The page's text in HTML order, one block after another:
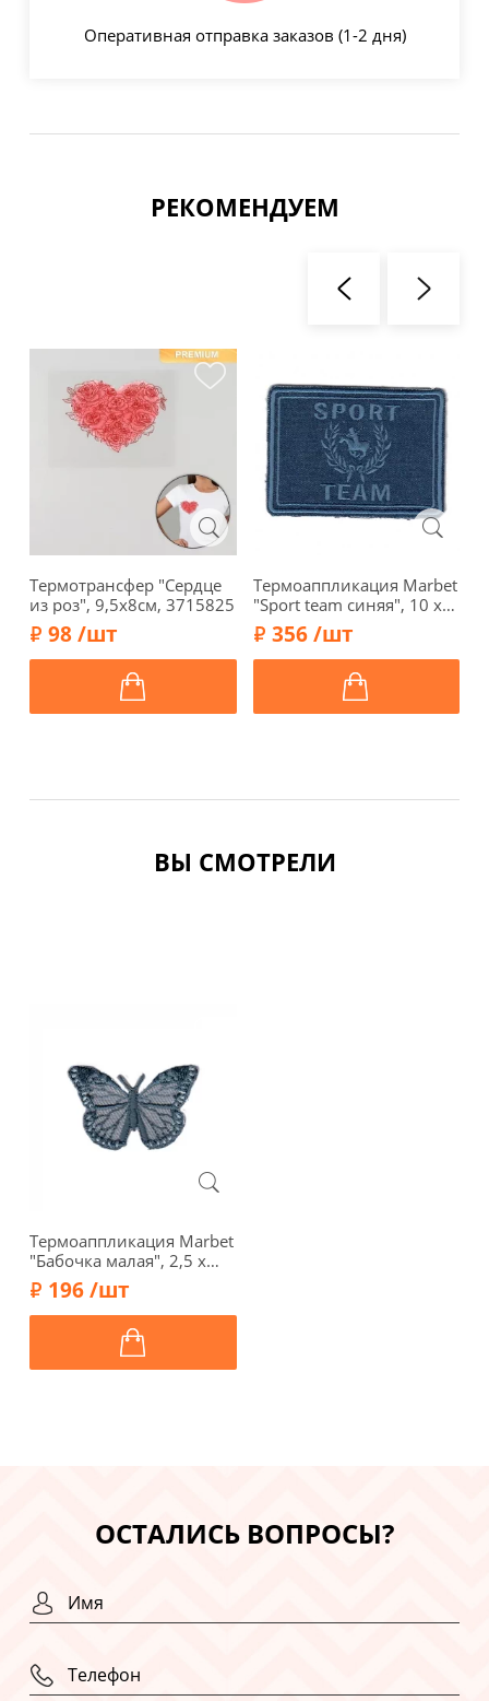
Оперативная отправка заказов (1-2 дня)
РЕКОМЕНДУЕМ
Термотрансфер "Сердце
из роз", 9,5х8см, 3715825
98 /шт
Термоаппликация Marbet
"Sport team синяя", 10 х
7,4 см, 565002.M
356 /шт
ВЫ СМОТРЕЛИ
Термоаппликация Marbet
"Бабочка малая", 2,5 х
3,8, серо-голубой,
565117.C
196 /шт
ОСТАЛИСЬ ВОПРОСЫ?